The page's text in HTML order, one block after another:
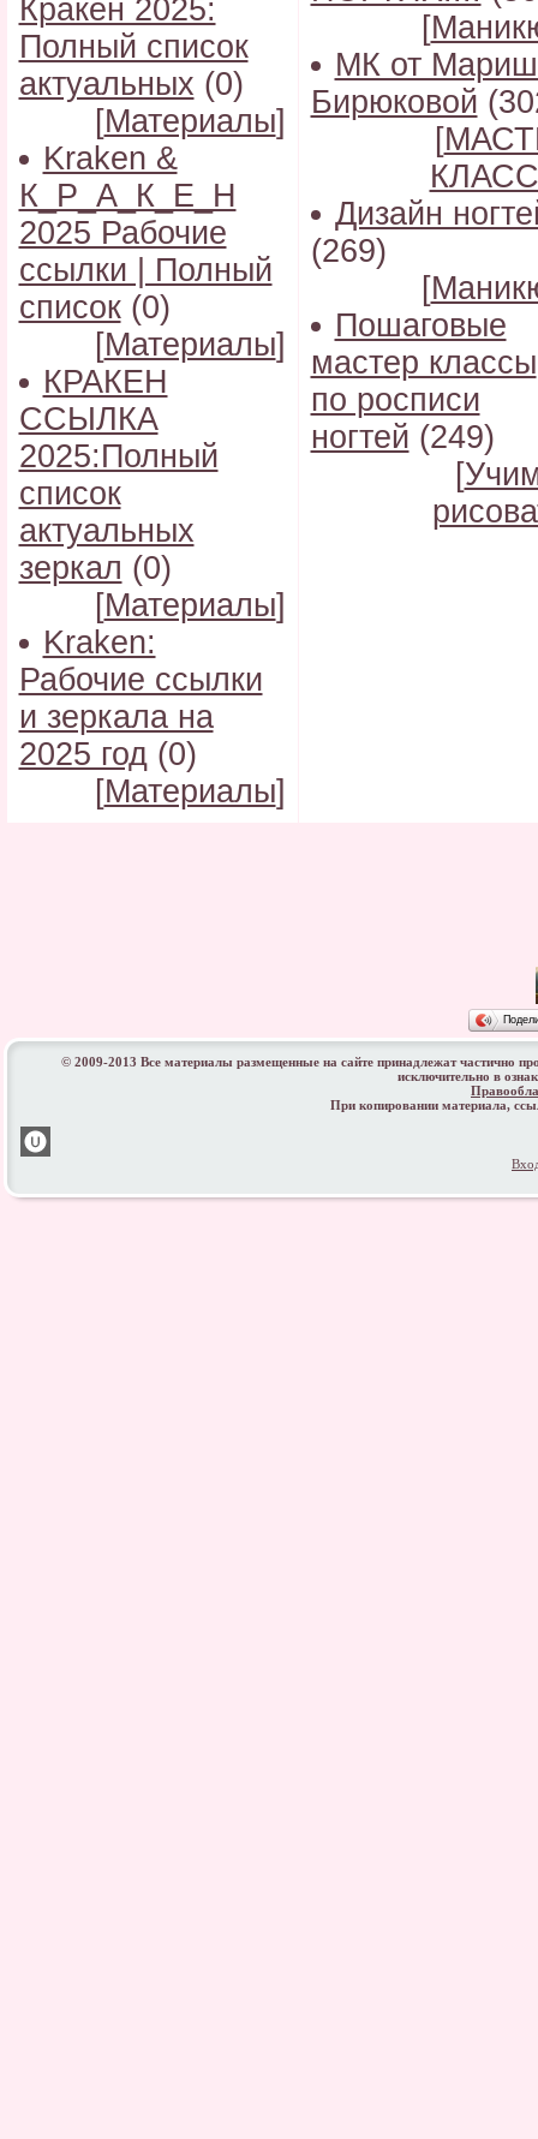
Кракен 2025:
Полный список
актуальных (0)
[Материалы]
Kraken &
К_Р_А_К_Е_Н
2025 Рабочие
ссылки | Полный
список (0)
[Материалы]
КРАКЕН
ССЫЛКА
2025:Полный
список
актуальных
зеркал (0)
[Материалы]
Kraken:
Рабочие ссылки
и зеркала на
2025 год (0)
[Материалы]
[
МК от
Бирюковой
[
Дизайн
(269)
[
Пошаговые
мастер классы
по росписи
ногтей (249)
[
© 2009-2013 Все материалы размещенные на сайте принадлежат частично
исключительно в
При копировании материала,